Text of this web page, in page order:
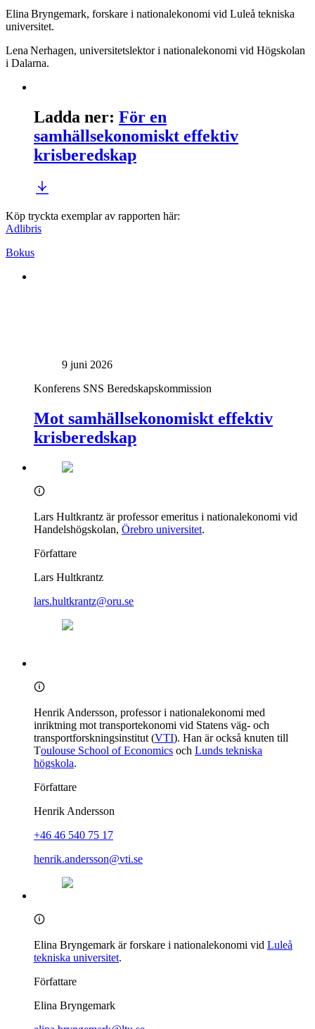
Elina Bryngemark, forskare i nationalekonomi vid Luleå tekniska
universitet.
Lena Nerhagen, universitetslektor i nationalekonomi vid Högskolan
i Dalarna.
Ladda ner: För en
samhällsekonomiskt effektiv
krisberedskap
Köp tryckta exemplar av rapporten här:
Adlibris
Bokus
9 juni 2026
Konferens SNS Beredskapskommission
Mot samhällsekonomiskt effektiv
krisberedskap
Lars Hultkrantz är professor emeritus i nationalekonomi vid
Handelshögskolan, Örebro universitet.
Författare
Lars Hultkrantz
lars.hultkrantz@oru.se
Henrik Andersson, professor i nationalekonomi med
inriktning mot transportekonomi vid Statens väg- och
transportforskningsinstitut (VTI). Han är också knuten till
Toulouse School of Economics och Lunds tekniska
högskola.
Författare
Henrik Andersson
+46 46 540 75 17
henrik.andersson@vti.se
Elina Bryngemark är forskare i nationalekonomi vid Luleå
tekniska universitet.
Författare
Elina Bryngemark